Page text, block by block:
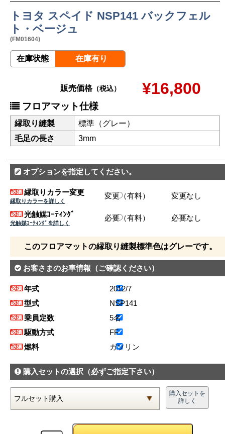
トヨタ スペイド NSP141 バックフェル
ト・ベージュ
(FM01604)
在庫状態 在庫有り
販売価格（税込） ¥16,800
フロアマット仕様
縁取り縫製
標準（グレー）
毛足の長さ
3mm
オプションを指定してください。
縁取りカラー変更
縁取りカラーを詳しく
変更（有料） 変更なし
光触媒ｺｰﾃｨﾝｸﾞ
光触媒ｺｰﾃｨﾝｸﾞを詳しく
必要（有料） 必要なし
このフロアマットの縁取り縫製標準色はグレーです。
お客さまのお車情報 （ご確認ください）
年式
2012/7
型式
NSP141
乗員定数
5名
駆動方式
FF
燃料
ガソリン
購入セットの選択 （必ずご指定下さい）
購入セットを
詳しく